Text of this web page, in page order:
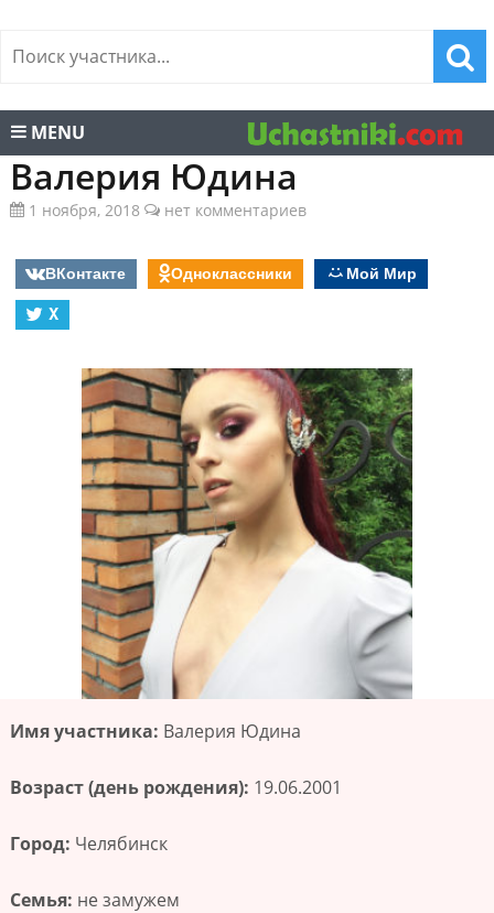
MENU
Валерия Юдина
1 ноября, 2018 нет комментариев
ВКонтакте Одноклассники
Мой Мир
X
Имя участника: Валерия Юдина
Возраст (день рождения): 19.06.2001
Город: Челябинск
Семья: не замужем